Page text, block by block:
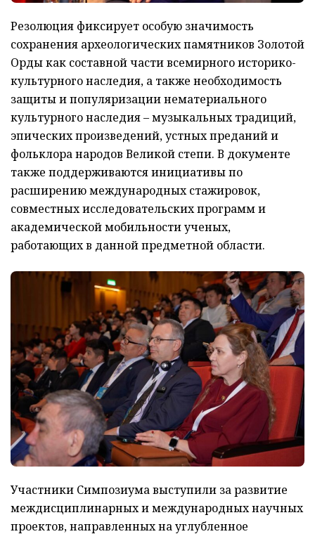
Резолюция фиксирует особую значимость
сохранения археологических памятников Золотой
Орды как составной части всемирного историко-
культурного наследия, а также необходимость
защиты и популяризации нематериального
культурного наследия – музыкальных традиций,
эпических произведений, устных преданий и
фольклора народов Великой степи. В документе
также поддерживаются инициативы по
расширению международных стажировок,
совместных исследовательских программ и
академической мобильности ученых,
работающих в данной предметной области.
Участники Симпозиума выступили за развитие
междисциплинарных и международных научных
проектов, направленных на углубленное